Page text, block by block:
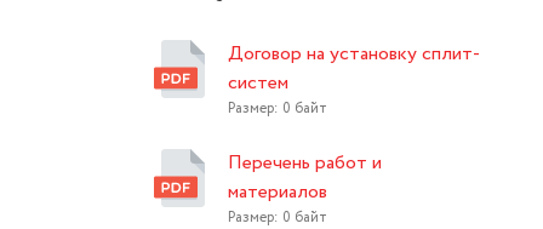
Договор на установку сплит-
систем
Размер: 0 байт
Перечень работ и
материалов
Размер: 0 байт